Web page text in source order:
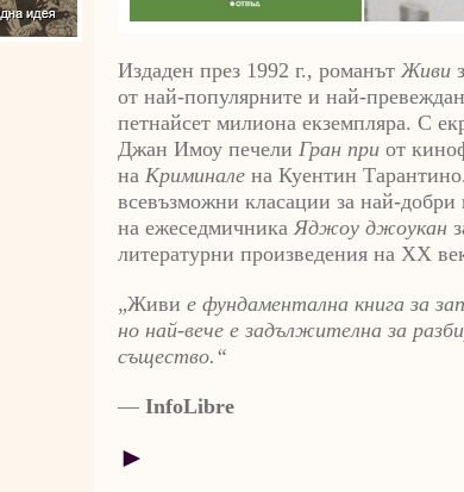
Издаден през 1992 г., романътЖиви
от най-популярните и най-
петнайсет милиона екземпляра. С
Джан Имоу печели Гран при от
на Криминале на Куентин
всевъзможни класации за най-
на ежеседмичникаЯджоу джоукан
литературни произведения на XX
„Живи е фундаментална книга за
но най-вече е задължителна за
същество.“
— InfoLibre
►